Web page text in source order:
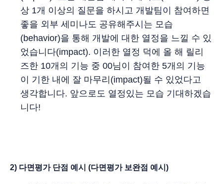
상 1개 이상의 질문을 하시고 개발팀이 참여하면
좋을 외부 세미나도 공유해주시는 모습
(behavior)을 통해 개발에 대한 열정을 느낄 수 있
었습니다(impact). 이러한 열정 덕에 올 해 릴리
즈한 10개의 기능 중 00님이 참여한 5개의 기능
이 기한 내에 잘 마무리(impact)될 수 있었다고
생각합니다. 앞으로도 열정있는 모습 기대하겠습
니다!
2) 다면평가 단점 예시 (다면평가 보완점 예시)